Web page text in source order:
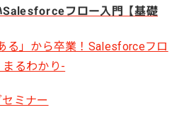
Salesforceフロー入門【基礎
る」から卒業！Salesforceフロ
るわかり-
ミナー